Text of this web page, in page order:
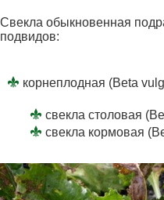
Свекла обыкновенная
подвидов:
корнеплодная (Вeta
свекла столовая
свекла кормовая